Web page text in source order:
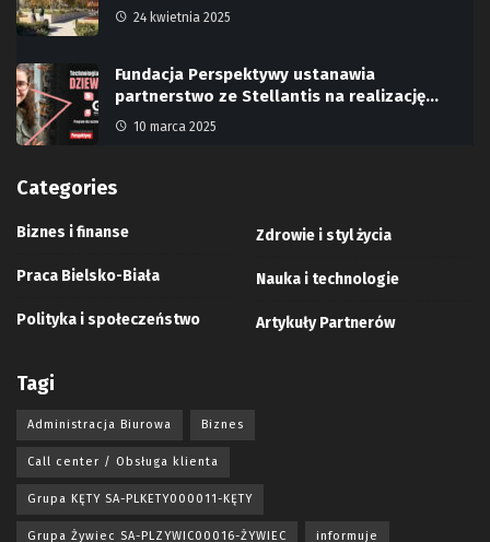
24 kwietnia 2025
Fundacja Perspektywy ustanawia
partnerstwo ze Stellantis na realizację…
10 marca 2025
Categories
Biznes i finanse
Praca Bielsko-Biała
Polityka i społeczeństwo
Zdrowie i styl życia
Nauka i technologie
Artykuły Partnerów
Tagi
Administracja Biurowa Biznes
Call center / Obsługa klienta
Grupa KĘTY SA-PLKETY000011-KĘTY
Grupa Żywiec SA-PLZYWIC00016-ŻYWIEC informuje